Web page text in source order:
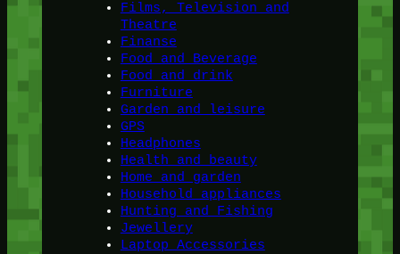
Films, Television and
Theatre
Finanse
Food and Beverage
Food and drink
Furniture
Garden and leisure
GPS
Headphones
Health and beauty
Home and garden
Household appliances
Hunting and Fishing
Jewellery
Laptop Accessories